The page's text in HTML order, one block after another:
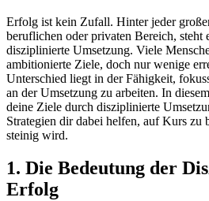
Erfolg ist kein Zufall. Hinter jeder
beruflichen oder privaten Bereich, steht
disziplinierte Umsetzung. Viele
ambitionierte Ziele, doch nur wenige
Unterschied liegt in der Fähigkeit,
an der Umsetzung zu arbeiten. In
deine Ziele durch disziplinierte
Strategien dir dabei helfen, auf Kurs zu
steinig wird.
1. Die Bedeutung der
Erfolg